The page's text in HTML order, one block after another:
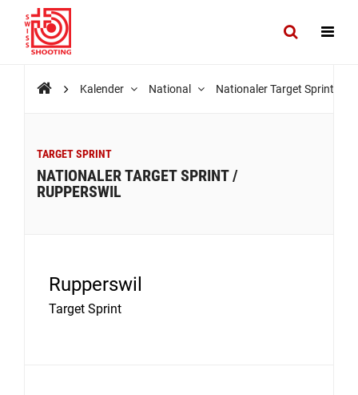
Kalender National Nationaler Target Sprint /
TARGET SPRINT
NATIONALER TARGET SPRINT /
RUPPERSWIL
Rupperswil
Target Sprint